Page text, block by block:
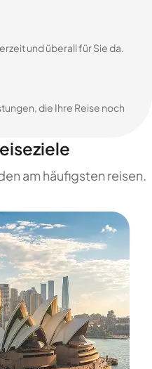
und überall für Sie da.
die Ihre Reise noch
am häufigsten reisen.